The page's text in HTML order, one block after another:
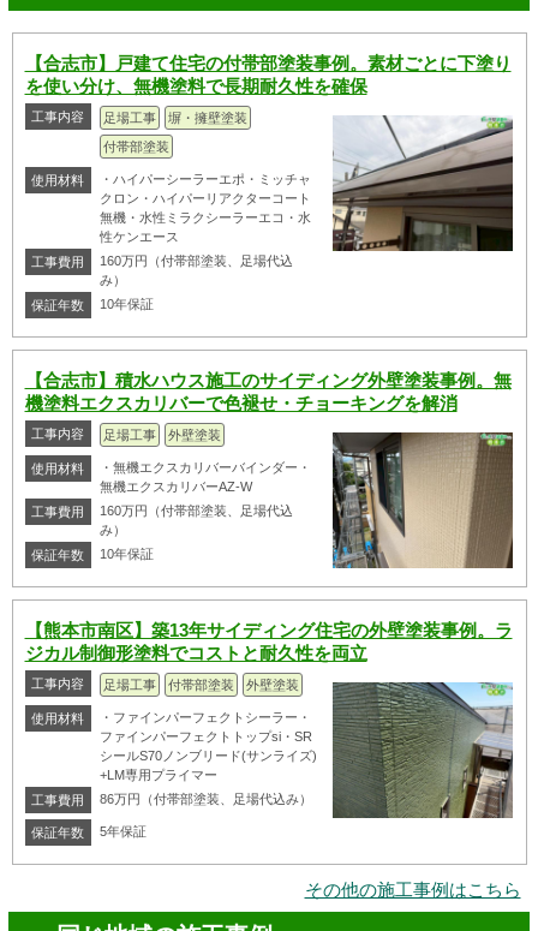
【合志市】戸建て住宅の付帯部塗装事例。素材ごとに下塗り
を使い分け、無機塗料で長期耐久性を確保
工事内容 足場工事
塀・擁壁塗装
付帯部塗装
使用材料
・ハイパーシーラーエポ・ミッチャ
クロン・ハイパーリアクターコート
無機・水性ミラクシーラーエコ・水
性ケンエース
工事費用
160万円（付帯部塗装、足場代込
み）
保証年数
10年保証
【合志市】積水ハウス施工のサイディング外壁塗装事例。無
機塗料エクスカリバーで色褪せ・チョーキングを解消
工事内容 足場工事 外壁塗装
使用材料
・無機エクスカリバーバインダー・
無機エクスカリバーAZ-W
工事費用
160万円（付帯部塗装、足場代込
み）
保証年数
10年保証
【熊本市南区】築13年サイディング住宅の外壁塗装事例。ラ
ジカル制御形塗料でコストと耐久性を両立
工事内容 足場工事 付帯部塗装 外壁塗装
使用材料
・ファインパーフェクトシーラー・
ファインパーフェクトトップsi・SR
シールS70ノンブリード(サンライズ)
+LM専用プライマー
工事費用
86万円（付帯部塗装、足場代込み）
保証年数 5年保証
その他の施工事例はこちら